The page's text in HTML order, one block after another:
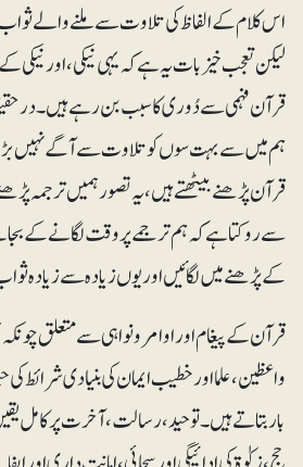
اس کلام کے الفاظ کی تلاوت سے ملنے والے
لیکن تعجب خیز بات یہ ہے کہ یہی نیکی، اور
قرآن فہمی سے دُوری کا سبب بن رہے ہیں۔
ہم میں سے بہت سوں کو تلاوت سے آگے نہیں
قرآن پڑھنے بیٹھتے ہیں، یہ تصور ہمیں
سے روکتا ہے کہ ہم ترجمے پر وقت لگانے کے
کے پڑھنے میں لگائیں اور یوں زیادہ سے زیادہ
قرآن کے پیغام اور اوامرونواہی سے متعلق
واعظین، علما اور خطیب ایمان کی بنیادی شرائط کی
بار بتاتے ہیں۔ توحید، رسالت، آخرت پر کامل